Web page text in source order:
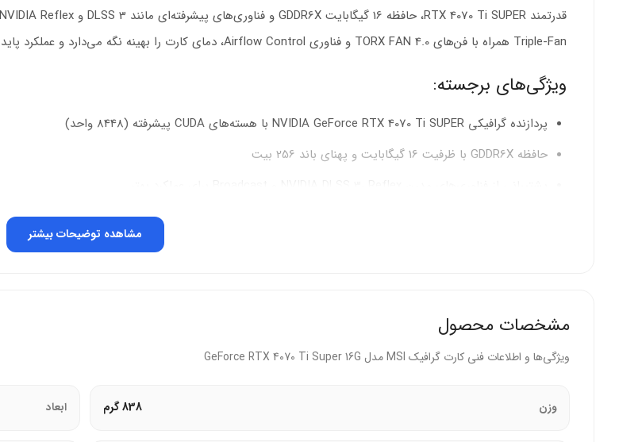
Triple-Fan همراه با فن‌های TORX FAN 4.0 و فناوری Airflow Control، دمای کارت را بهینه نگه می‌دارد و عملکرد پایداری را تضمین می‌کند.
ویژگی‌های برجسته:
پردازنده گرافیکی NVIDIA GeForce RTX 4070 Ti SUPER با هسته‌های CUDA پیشرفته (8448 واحد)
حافظه GDDR6X با ظرفیت 16 گیگابایت و پهنای باند 256 بیت
طراحی زیبا و حرفه‌ای برای سازگاری با سیستم‌های گیمینگ و حرفه‌ای
منبع تغذیه پیشنهادی 750 وات برای عملکرد بهینه
مشاهده توضیحات بیشتر
مشخصات محصول
ویژگی‌ها و اطلاعات فنی کارت گرافیک MSI مدل GeForce RTX 4070 Ti Super 16G
وزن 838 گرم ابعاد